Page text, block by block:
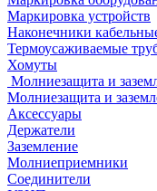
Маркировка устройств
Наконечники
Термоусаживаемые
Хомуты
Молниезащита и
Молниезащита и
Аксессуары
Держатели
Заземление
Молниеприемники
Соединители